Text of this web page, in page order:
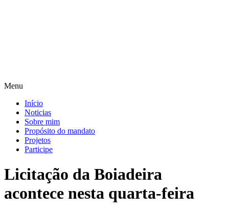
Menu
Início
Noticias
Sobre mim
Propósito do mandato
Projetos
Participe
Licitação da Boiadeira
acontece nesta quarta-feira